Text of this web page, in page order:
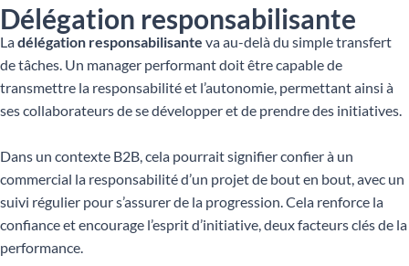
Délégation responsabilisante
Ladélégation responsabilisante va au-delà du simple transfert
de tâches. Un manager performant doit être capable de
transmettre la responsabilité et l’autonomie, permettant ainsi à
ses collaborateurs de se développer et de prendre des initiatives.
Dans un contexte B2B, cela pourrait signifier confier à un
commercial la responsabilité d’un projet de bout en bout, avec un
suivi régulier pour s’assurer de la progression. Cela renforce la
confiance et encourage l’esprit d’initiative, deux facteurs clés de la
performance.